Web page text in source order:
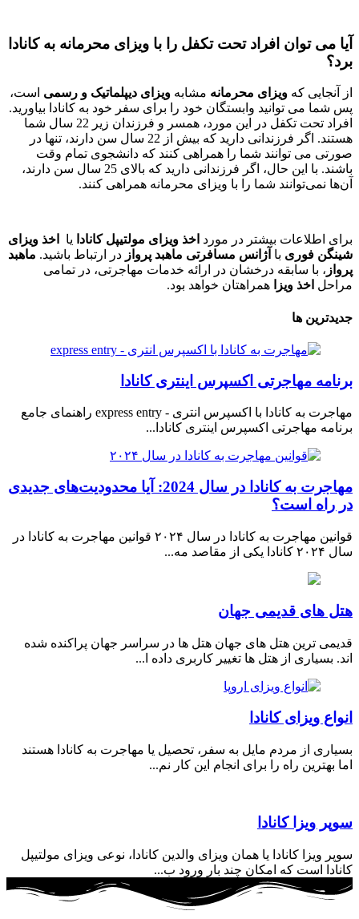
آیا می توان افراد تحت تکفل را با ویزای محرمانه به کانادا
برد؟
از آنجایی که ویزای محرمانه مشابه ویزای دیپلماتیک و رسمی است،
پس شما می توانید وابستگان خود را برای سفر خود به کانادا بیاورید.
افراد تحت تکفل در این مورد، همسر و فرزندان زیر 22 سال شما
هستند. اگر فرزندانی دارید که بیش از 22 سال سن دارند، تنها در
صورتی می توانند شما را همراهی کنند که دانشجوی تمام وقت
باشند. با این حال، اگر فرزندانی دارید که بالای 25 سال سن دارند،
آن‌ها نمی‌توانند شما را با ویزای محرمانه همراهی کنند.
برای اطلاعات بیشتر در مورد اخذ ویزای مولتیپل کانادا یا
اخذ ویزای
شینگن فوری با آژانس مسافرتی ماهبد پرواز در ارتباط باشید. ماهبد
پرواز ، با سابقه درخشان در ارائه خدمات مهاجرتی، در تمامی
مراحل اخذ ویزا همراهتان خواهد بود.
جدیدترین ها
برنامه مهاجرتی اکسپرس اینتری کانادا
مهاجرت به کانادا با اکسپرس انتری - express entry راهنمای جامع
برنامه مهاجرتی اکسپرس اینتری کانادا...
مهاجرت به کانادا در سال 2024: آیا محدودیت‌های جدیدی
در راه است؟
قوانین مهاجرت به کانادا در سال ۲۰۲۴ قوانین مهاجرت به کانادا در
سال ۲۰۲۴ کانادا یکی از مقاصد مه...
هتل های قدیمی جهان
قدیمی ترین هتل های جهان هتل ها در سراسر جهان پراکنده شده
اند. بسیاری از هتل ها تغییر کاربری داده ا...
انواع ویزای کانادا
بسیاری از مردم مایل به سفر، تحصیل یا مهاجرت به کانادا هستند
اما بهترین راه را برای انجام این کار نم...
سوپر ویزا کانادا
سوپر ویزا کانادا یا همان ویزای والدین کانادا، نوعی ویزای مولتیپل
کانادا است که امکان چند بار ورود ب...